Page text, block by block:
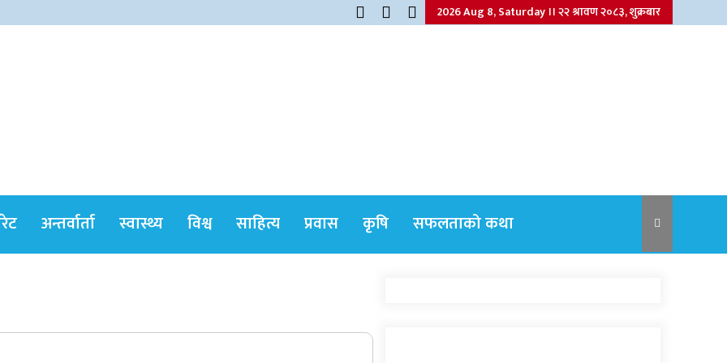
2026 Aug 8, Saturday ।। २२ श्रावण २०८३, शुक्रबार
अन्तर्वार्ता स्वास्थ्य विश्व साहित्य प्रवास कृषि सफलताको कथा
सर्वोच्चले खारेज गर्‍यो दानबहादुर बुढाको रिट,